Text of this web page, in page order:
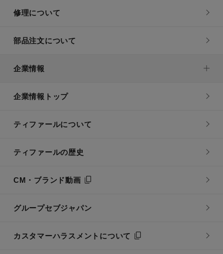
修理について
部品注文について
企業情報
企業情報トップ
ティファールについて
ティファールの歴史
CM・ブランド動画
グループセブジャパン
カスタマーハラスメントについて